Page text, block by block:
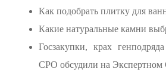
Как подобрать плитку для
Какие натуральные камни
Госзакупки, крах
СРО обсудили на Экспертном